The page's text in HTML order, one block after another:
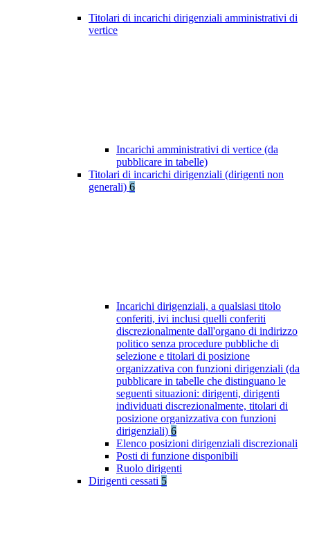
Titolari di incarichi dirigenziali amministrativi di
vertice
Incarichi amministrativi di vertice (da
pubblicare in tabelle)
Titolari di incarichi dirigenziali (dirigenti non
generali) 6
Incarichi dirigenziali, a qualsiasi titolo
conferiti, ivi inclusi quelli conferiti
discrezionalmente dall'organo di indirizzo
politico senza procedure pubbliche di
selezione e titolari di posizione
organizzativa con funzioni dirigenziali (da
pubblicare in tabelle che distinguano le
seguenti situazioni: dirigenti, dirigenti
individuati discrezionalmente, titolari di
posizione organizzativa con funzioni
dirigenziali) 6
Elenco posizioni dirigenziali discrezionali
Posti di funzione disponibili
Ruolo dirigenti
Dirigenti cessati 5